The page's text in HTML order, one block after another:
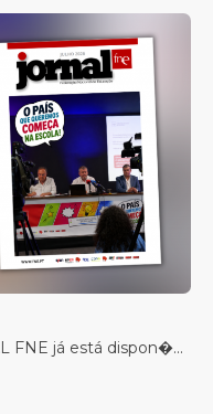
FNE já está dispon�...